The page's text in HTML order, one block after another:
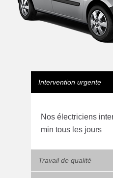
Intervention urgente
Nos électriciens
min tous les jours
Travail de qualité